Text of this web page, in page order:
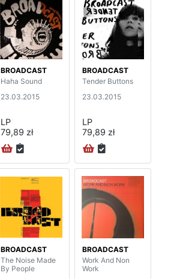
BROADCAST
Haha Sound
23.03.2015
LP
79,89 zł
BROADCAST
Tender Buttons
23.03.2015
LP
79,89 zł
BROADCAST
The Noise Made
By People
BROADCAST
Work And Non
Work